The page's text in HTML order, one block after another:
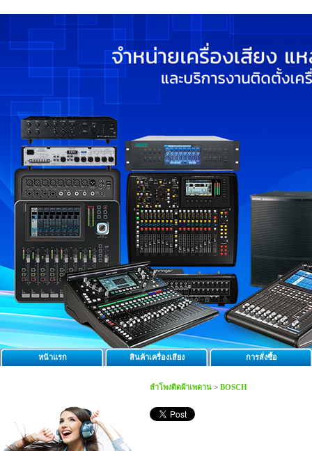
หน้าแรก สินค้าเครื่องเสียง การสั่งซื้อ
ลำโพงติดฝ้าเพดาน > BOSCH